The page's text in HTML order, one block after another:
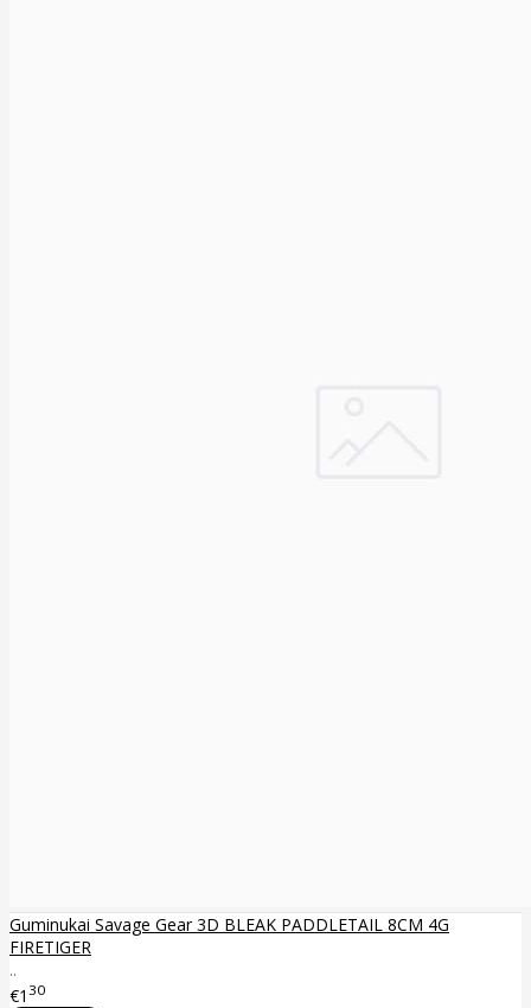
Guminukai Savage Gear 3D BLEAK PADDLETAIL 8CM 4G
FIRETIGER
..
€1 30